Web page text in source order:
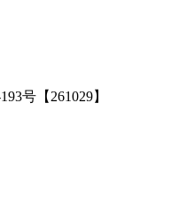
号【261029】